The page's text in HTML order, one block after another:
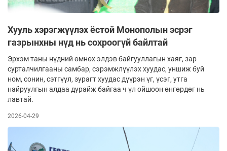
Хууль хэрэгжүүлэх ёстой Монополын эсрэг
газрынхны нүд нь сохроогүй байлтай
Эрхэм таны нүдний өмнөх элдэв байгууллагын хаяг, зар
сурталчилгааны самбар, сэрэмжлүүлэх хуудас, уншиж буй
ном, сонин, сэтгүүл, зурагт хуудас дүүрэн үг, үсэг, утга
найруулгын алдаа дурайж байгаа ч үл ойшоон өнгөрдөг нь
лавтай.
2026-04-29